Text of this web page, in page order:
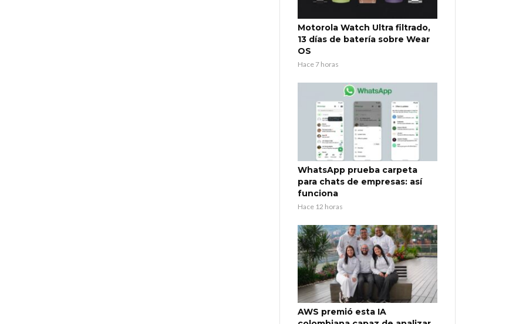
Motorola Watch Ultra filtrado,
13 días de batería sobre Wear
OS
Hace 7 horas
WhatsApp prueba carpeta
para chats de empresas: así
funciona
Hace 12 horas
AWS premió esta IA